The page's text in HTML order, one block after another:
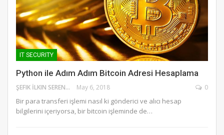
IT SECURITY
Python ile Adım Adım Bitcoin Adresi Hesaplama
ŞEFIK İLKIN SERENGIL May 6, 2018 0
Bir para transferi işlemi nasıl ki gönderici ve alıcı hesap
bilgilerini içeriyorsa, bir bitcoin işleminde de…